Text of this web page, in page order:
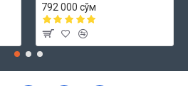
792 000 сўм